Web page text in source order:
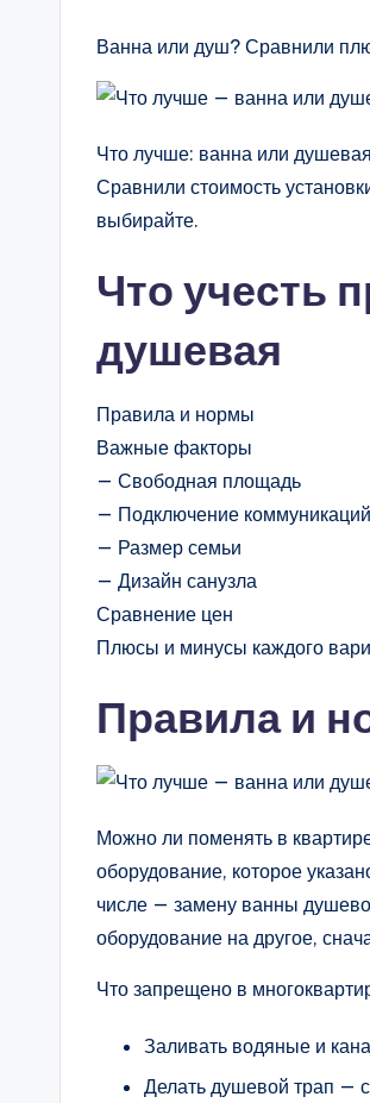
Ванна или душ? Сравнили
Что лучше: ванна или
Сравнили стоимость
выбирайте.
Что учесть
душевая
Правила и нормы
Важные факторы
— Свободная площадь
— Подключение коммуникаций
— Размер семьи
— Дизайн санузла
Сравнение цен
Плюсы и минусы каждого
Правила и
Можно ли поменять в
оборудование, которое
числе — замену ванны
оборудование на другое,
Что запрещено в
Заливать водяные и
Делать душевой трап —